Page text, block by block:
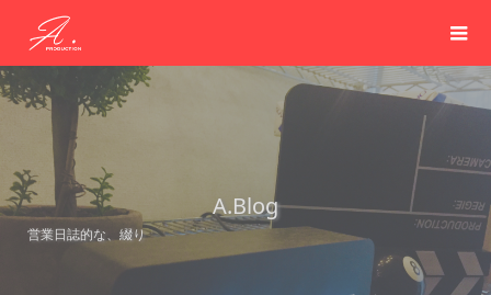
A.Blog
営業日誌的な、綴り